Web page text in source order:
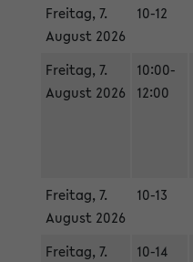
Freitag, 7.
August 2026
10-12
Freitag, 7.
August 2026
10:00-
12:00
Freitag, 7.
August 2026
10-13
Freitag, 7.
10-14